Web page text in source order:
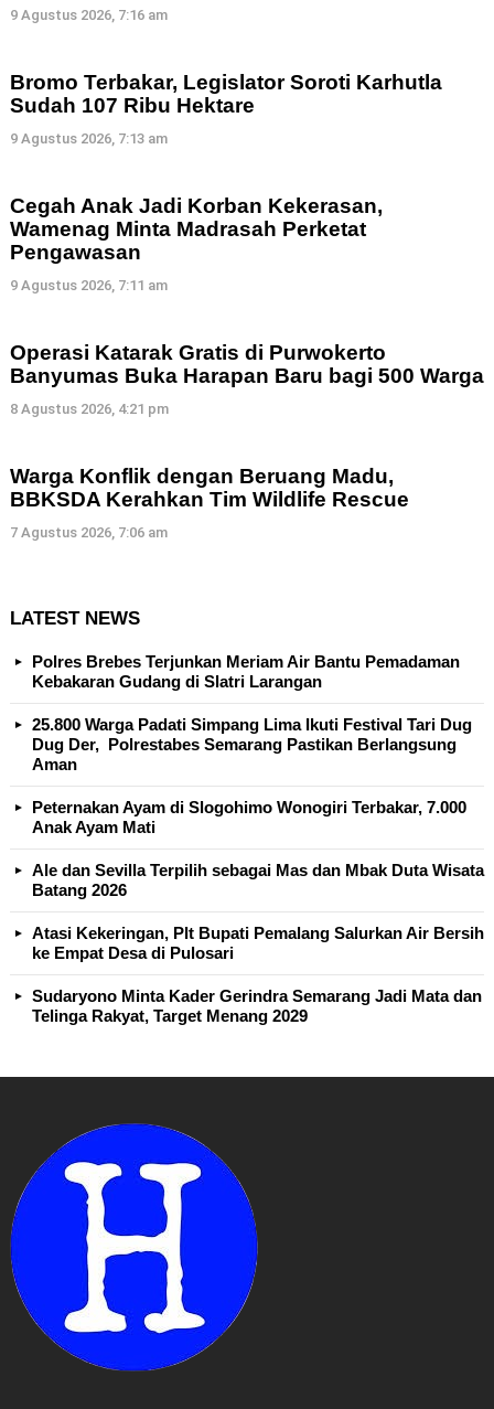
9 Agustus 2026, 7:16 am
Bromo Terbakar, Legislator Soroti Karhutla
Sudah 107 Ribu Hektare
9 Agustus 2026, 7:13 am
Cegah Anak Jadi Korban Kekerasan,
Wamenag Minta Madrasah Perketat
Pengawasan
9 Agustus 2026, 7:11 am
Operasi Katarak Gratis di Purwokerto
Banyumas Buka Harapan Baru bagi 500 Warga
8 Agustus 2026, 4:21 pm
Warga Konflik dengan Beruang Madu,
BBKSDA Kerahkan Tim Wildlife Rescue
7 Agustus 2026, 7:06 am
LATEST NEWS
Polres Brebes Terjunkan Meriam Air Bantu Pemadaman
Kebakaran Gudang di Slatri Larangan
25.800 Warga Padati Simpang Lima Ikuti Festival Tari Dug
Dug Der, Polrestabes Semarang Pastikan Berlangsung
Aman
Peternakan Ayam di Slogohimo Wonogiri Terbakar, 7.000
Anak Ayam Mati
Ale dan Sevilla Terpilih sebagai Mas dan Mbak Duta Wisata
Batang 2026
Atasi Kekeringan, Plt Bupati Pemalang Salurkan Air Bersih
ke Empat Desa di Pulosari
Sudaryono Minta Kader Gerindra Semarang Jadi Mata dan
Telinga Rakyat, Target Menang 2029